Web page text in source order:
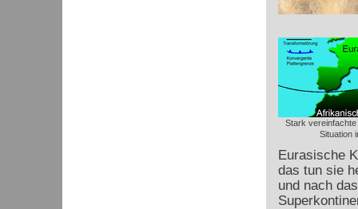
Stark
Situation
Eurasische
das tun sie
und nach